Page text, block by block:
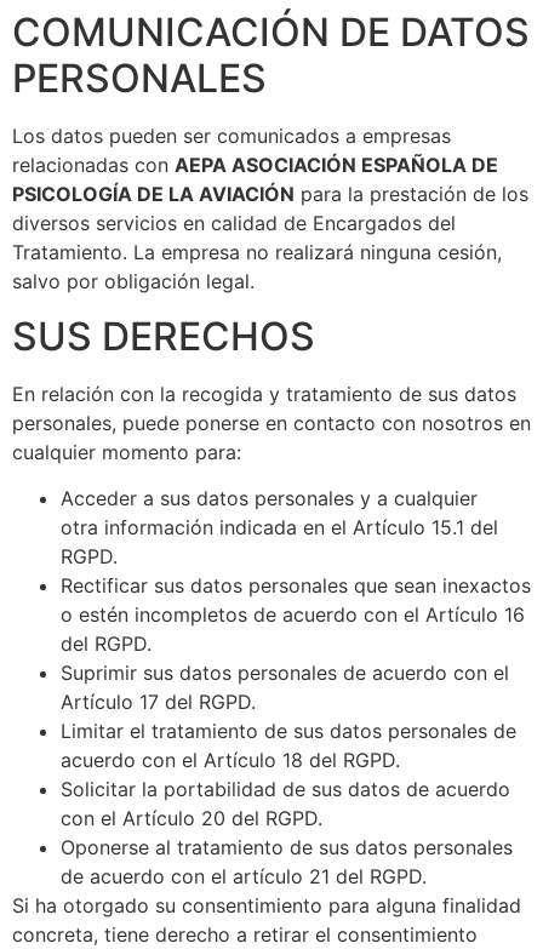
COMUNICACIÓN DE DATOS
PERSONALES
Los datos pueden ser comunicados a empresas
relacionadas con AEPA ASOCIACIÓN ESPAÑOLA DE
PSICOLOGÍA DE LA AVIACIÓN para la prestación de los
diversos servicios en calidad de Encargados del
Tratamiento. La empresa no realizará ninguna cesión,
salvo por obligación legal.
SUS DERECHOS
En relación con la recogida y tratamiento de sus datos
personales, puede ponerse en contacto con nosotros en
cualquier momento para:
Acceder a sus datos personales y a cualquier
otra información indicada en el Artículo 15.1 del
RGPD.
Rectificar sus datos personales que sean inexactos
o estén incompletos de acuerdo con el Artículo 16
del RGPD.
Suprimir sus datos personales de acuerdo con el
Artículo 17 del RGPD.
Limitar el tratamiento de sus datos personales de
acuerdo con el Artículo 18 del RGPD.
Solicitar la portabilidad de sus datos de acuerdo
con el Artículo 20 del RGPD.
Oponerse al tratamiento de sus datos personales
de acuerdo con el artículo 21 del RGPD.
Si ha otorgado su consentimiento para alguna finalidad
concreta, tiene derecho a retirar el consentimiento